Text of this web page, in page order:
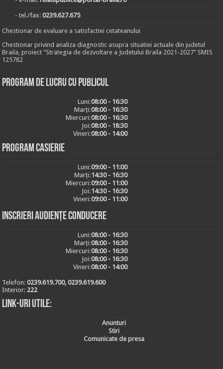
- tel./fax:0239.627.675
Chestionar de evaluare a satisfactiei cetateanului
Chestionar privind analiza diagnostic asupra situatiei actuale din judetul
Braila, proiect "Strategia de dezvoltare a Judetului Braila 2021-2027" SMIS
125782
Program de lucru cu publicul
Luni:08:00 - 16:30
Marți:08:00 - 16:30
Miercuri:08:00 - 16:30
Joi:08:00 - 18:30
Vineri:08:00 - 14:00
Program casierie
Luni:09:00 - 11:00
Marți:14:30 - 16:30
Miercuri:09:00 - 11:00
Joi:14:30 - 16:30
Vineri:09:00 - 11:00
Inscrieri audiențe conducere
Luni:08:00 - 16:30
Marți:08:00 - 16:30
Miercuri:08:00 - 16:30
Joi:08:00 - 16:30
Vineri:08:00 - 14:00
Telefon:0239.619.700, 0239.619.600
Interior: 222
Link-uri utile:
Anunturi
Stiri
Comunicate de presa